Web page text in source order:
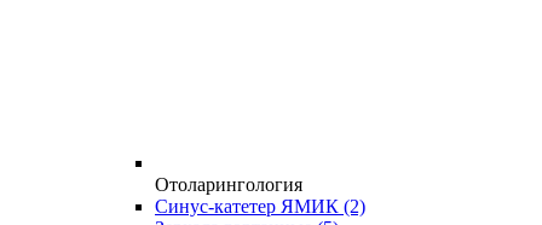
Отоларингология
Синус-катетер ЯМИК (2)